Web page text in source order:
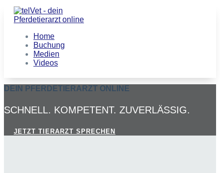
Home
Buchung
Medien
Videos
DEIN PFERDETIERARZT ONLINE
SCHNELL. KOMPETENT. ZUVERLÄSSIG.
JETZT TIERARZT SPRECHEN